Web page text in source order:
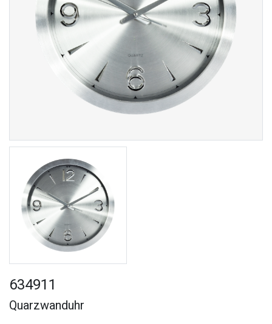
634911
Quarzwanduhr